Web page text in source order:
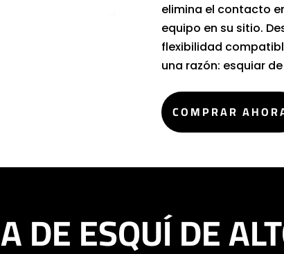
elimina el contacto
equipo en su sitio.
flexibilidad
una razón: esquiar
COMPRAR
DE ESQUÍ DE